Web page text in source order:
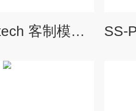
SS-XRCEnlitech 客制模拟光源